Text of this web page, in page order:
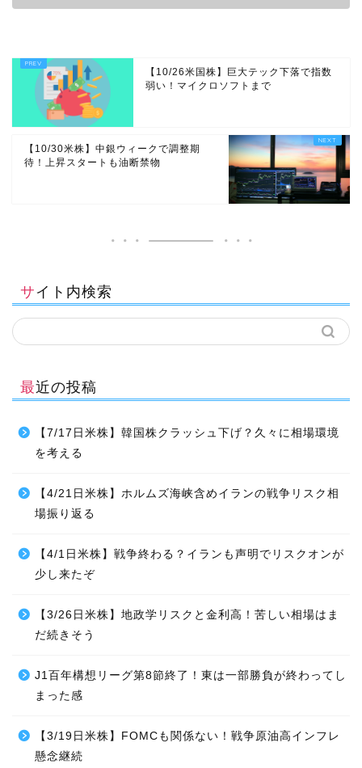
【10/26米国株】巨大テック下落で指数
弱い！マイクロソフトまで
【10/30米株】中銀ウィークで調整期
待！上昇スタートも油断禁物
サイト内検索
最近の投稿
【7/17日米株】韓国株クラッシュ下げ？久々に相場環境
を考える
【4/21日米株】ホルムズ海峡含めイランの戦争リスク相
場振り返る
【4/1日米株】戦争終わる？イランも声明でリスクオンが
少し来たぞ
【3/26日米株】地政学リスクと金利高！苦しい相場はま
だ続きそう
J1百年構想リーグ第8節終了！東は一部勝負が終わってし
まった感
【3/19日米株】FOMCも関係ない！戦争原油高インフレ
懸念継続